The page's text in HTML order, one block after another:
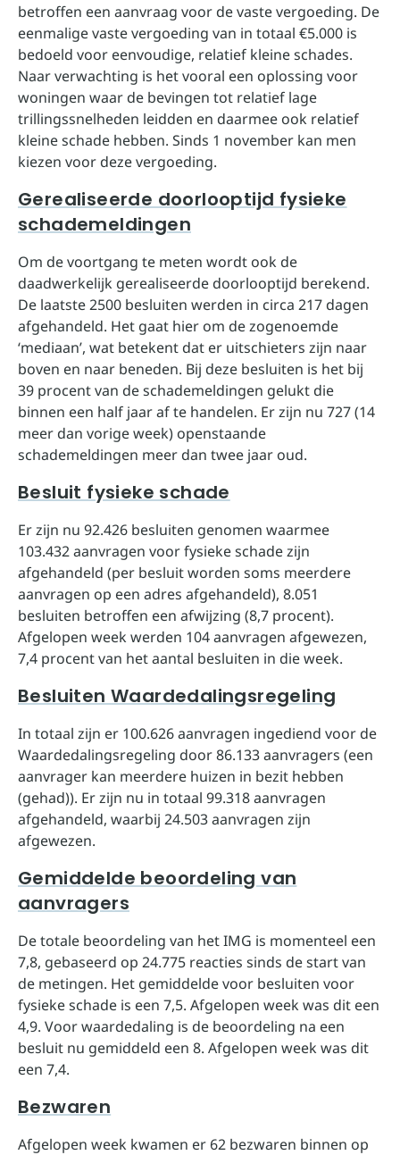
betroffen een aanvraag voor de vaste vergoeding. De
eenmalige vaste vergoeding van in totaal €5.000 is
bedoeld voor eenvoudige, relatief kleine schades.
Naar verwachting is het vooral een oplossing voor
woningen waar de bevingen tot relatief lage
trillingssnelheden leidden en daarmee ook relatief
kleine schade hebben. Sinds 1 november kan men
kiezen voor deze vergoeding.
Gerealiseerde doorlooptijd fysieke
schademeldingen
Om de voortgang te meten wordt ook de
daadwerkelijk gerealiseerde doorlooptijd berekend.
De laatste 2500 besluiten werden in circa 217 dagen
afgehandeld. Het gaat hier om de zogenoemde
‘mediaan’, wat betekent dat er uitschieters zijn naar
boven en naar beneden. Bij deze besluiten is het bij
39 procent van de schademeldingen gelukt die
binnen een half jaar af te handelen. Er zijn nu 727 (14
meer dan vorige week) openstaande
schademeldingen meer dan twee jaar oud.
Besluit fysieke schade
Er zijn nu 92.426 besluiten genomen waarmee
103.432 aanvragen voor fysieke schade zijn
afgehandeld (per besluit worden soms meerdere
aanvragen op een adres afgehandeld), 8.051
besluiten betroffen een afwijzing (8,7 procent).
Afgelopen week werden 104 aanvragen afgewezen,
7,4 procent van het aantal besluiten in die week.
Besluiten Waardedalingsregeling
In totaal zijn er 100.626 aanvragen ingediend voor de
Waardedalingsregeling door 86.133 aanvragers (een
aanvrager kan meerdere huizen in bezit hebben
(gehad)). Er zijn nu in totaal 99.318 aanvragen
afgehandeld, waarbij 24.503 aanvragen zijn
afgewezen.
Gemiddelde beoordeling van
aanvragers
De totale beoordeling van het IMG is momenteel een
7,8, gebaseerd op 24.775 reacties sinds de start van
de metingen. Het gemiddelde voor besluiten voor
fysieke schade is een 7,5. Afgelopen week was dit een
4,9. Voor waardedaling is de beoordeling na een
besluit nu gemiddeld een 8. Afgelopen week was dit
een 7,4.
Bezwaren
Afgelopen week kwamen er 62 bezwaren binnen op